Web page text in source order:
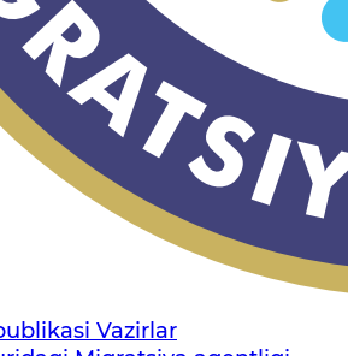
Vazirlar